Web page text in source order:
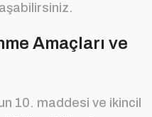
Amaçları ve
10. maddesi ve ikincil